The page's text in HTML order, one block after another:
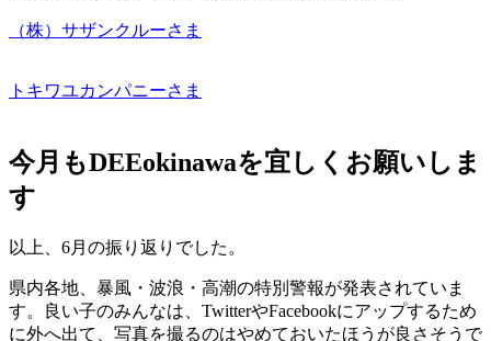
（株）サザンクルーさま
トキワユカンパニーさま
今月もDEEokinawaを宜しくお願いしま
す
以上、6月の振り返りでした。
県内各地、暴風・波浪・高潮の特別警報が発表されていま
す。良い子のみんなは、TwitterやFacebookにアップするため
に外へ出て、写真を撮るのはやめておいたほうが良さそうで